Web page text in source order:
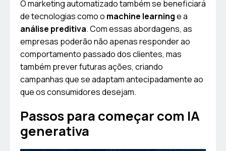
O marketing automatizado também se beneficiará
de tecnologias como o machine learninge a
análise preditiva. Com essas abordagens, as
empresas poderão não apenas responder ao
comportamento passado dos clientes, mas
também prever futuras ações, criando
campanhas que se adaptam antecipadamente ao
que os consumidores desejam.
Passos para começar com IA
generativa